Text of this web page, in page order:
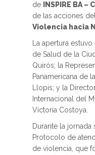
de
INSPIRE BA
de las acciones
Violencia hacia
La apertura
de Salud de la
Quirós; la
Panamericana de
Llopis; y la
Internacional del
Victoria Costoya.
Durante la
Protocolo de
de violencia, que